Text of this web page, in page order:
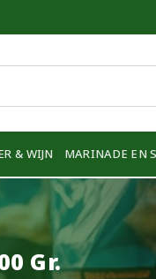
& WIJN MARINADE EN
Gr.